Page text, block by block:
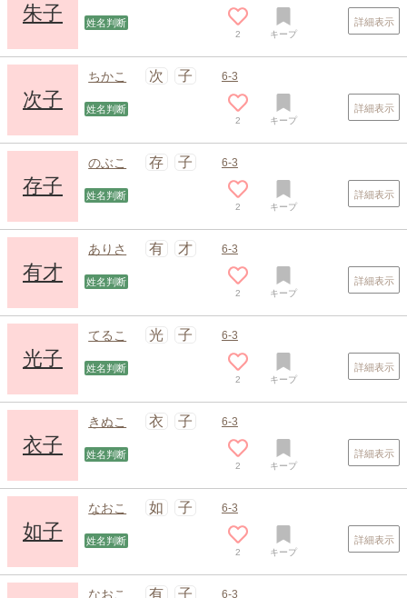
朱子 姓名判断
2 キープ
詳細表示
次子
ちかこ 次 子 6-3
姓名判断
2 キープ
詳細表示
存子
のぶこ 存 子 6-3
姓名判断
2 キープ
詳細表示
有才
ありさ 有 才 6-3
姓名判断
2 キープ
詳細表示
光子
てるこ 光 子 6-3
姓名判断
2 キープ
詳細表示
衣子
きぬこ 衣 子 6-3
姓名判断
2 キープ
詳細表示
如子
なおこ 如 子 6-3
姓名判断
2 キープ
詳細表示
なおこ 有 子 6-3